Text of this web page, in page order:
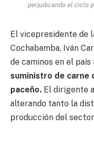
perjudicando el ciclo
El vicepresidente de
Cochabamba, Iván
de caminos en el país
suministro de carne
paceño. El dirigente
alterando tanto la
producción del